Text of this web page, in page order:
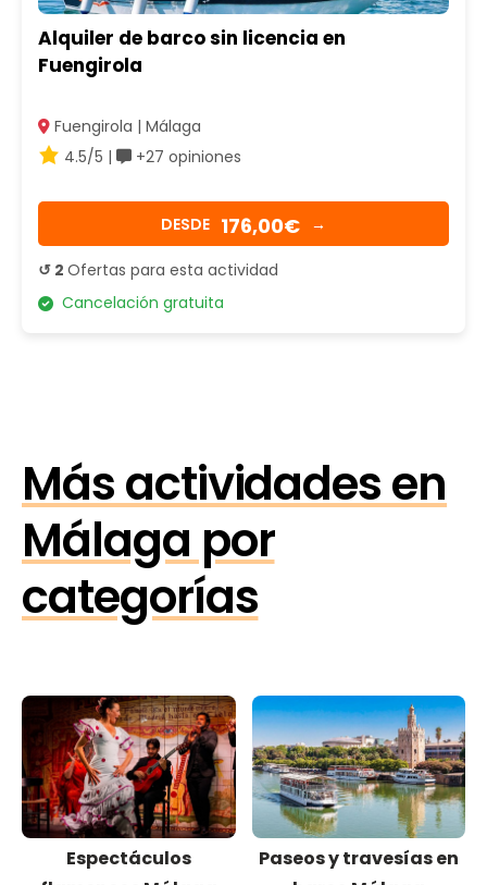
Alquiler de barco sin licencia en
Fuengirola
Fuengirola | Málaga
4.5/5 |
+27 opiniones
DESDE 176,00€ →
↺ 2 Ofertas para esta actividad
Cancelación gratuita
Más actividades en
Málaga por
categorías
Espectáculos
Paseos y travesías en